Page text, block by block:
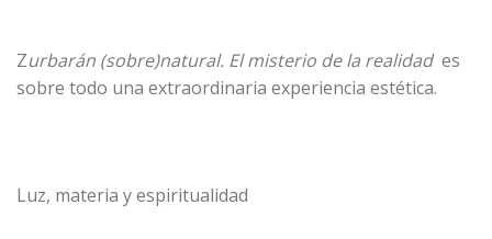
Zurbarán (sobre)natural. El misterio de la realidad es
sobre todo una extraordinaria experiencia estética.
Luz, materia y espiritualidad